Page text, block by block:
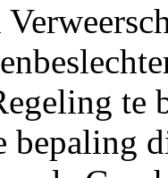
te
bepaling